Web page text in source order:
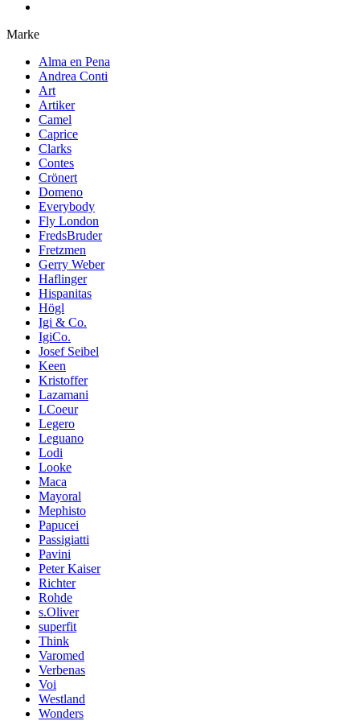
Marke
Alma en Pena
Andrea Conti
Art
Artiker
Camel
Caprice
Clarks
Contes
Crönert
Domeno
Everybody
Fly London
FredsBruder
Fretzmen
Gerry Weber
Haflinger
Hispanitas
Högl
Igi & Co.
IgiCo.
Josef Seibel
Keen
Kristoffer
Lazamani
LCoeur
Legero
Leguano
Lodi
Looke
Maca
Mayoral
Mephisto
Papucei
Passigiatti
Pavini
Peter Kaiser
Richter
Rohde
s.Oliver
superfit
Think
Varomed
Verbenas
Voi
Westland
Wonders